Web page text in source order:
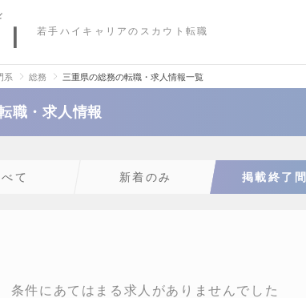
若手ハイキャリアのスカウト転職
系 総務 三重県の総務の転職・求人情報一覧
職・求人情報
て 新着のみ 掲載終了
条件にあてはまる求人がありませんでした